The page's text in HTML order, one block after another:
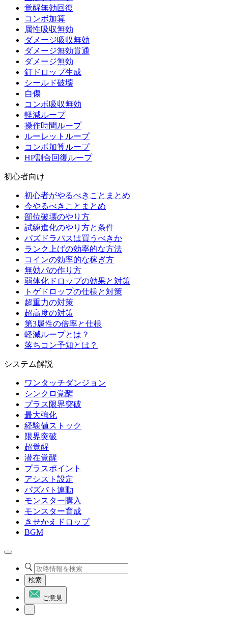
覚醒無効回復
コンボ加算
属性吸収無効
ダメージ吸収無効
ダメージ無効貫通
ダメージ無効
釘ドロップ生成
シールド破壊
自傷
コンボ吸収無効
軽減ループ
操作時間ループ
ルーレットループ
コンボ加算ループ
HP割合回復ループ
初心者向け
初心者がやるべきことまとめ
今やるべきことまとめ
部位破壊のやり方
試練進化のやり方と条件
パズドラパスは買うべきか
ランク上げの効率的な方法
コインの効率的な稼ぎ方
無効パの作り方
弱体化ドロップの効果と対策
トゲドロップの仕様と対策
超重力の対策
超高度の対策
第3属性の倍率と仕様
軽減ループとは？
落ちコン予知とは？
システム解説
ワンタッチダンジョン
シンクロ覚醒
プラス限界突破
最大強化
経験値ストック
限界突破
超覚醒
潜在覚醒
プラスポイント
アシスト設定
パズバト連動
モンスター購入
モンスター育成
きせかえドロップ
BGM
検索
ご意見